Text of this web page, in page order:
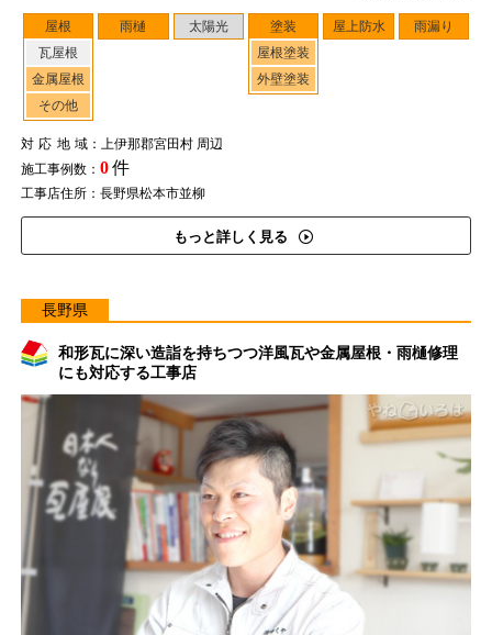
屋根
瓦屋根
金属屋根
その他
雨樋 太陽光
塗装
屋根塗装
外壁塗装
屋上防水 雨漏り
対応地域：上伊那郡宮田村 周辺
施工事例数： 0件
工事店住所：長野県松本市並柳
もっと詳しく見る
長野県
和形瓦に深い造詣を持ちつつ洋風瓦や金属屋根・雨樋修理
にも対応する工事店